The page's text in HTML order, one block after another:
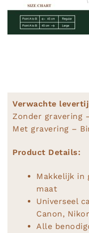
Verwachte
Zonder gravering
Met gravering –
Product Details:
Makkelijk in
maat
Universeel
Canon,
Alle